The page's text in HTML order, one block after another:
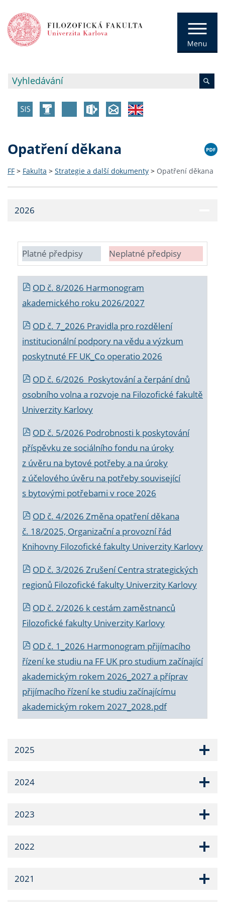
Opatření děkana
FF > Fakulta > Strategie a další dokumenty > Opatření děkana
2026
Platné předpisy Neplatné předpisy
OD č. 8/2026 Harmonogram
akademického roku 2026/2027
OD č. 7_2026 Pravidla pro rozdělení
institucionální podpory na vědu a výzkum
poskytnuté FF UK_Co operatio 2026
OD č. 6/2026 Poskytování a čerpání dnů
osobního volna a rozvoje na Filozofické fakultě
Univerzity Karlovy
OD č. 5/2026 Podrobnosti k poskytování
příspěvku ze sociálního fondu na úroky
z úvěru na bytové potřeby a na úroky
z účelového úvěru na potřeby související
s bytovými potřebami v roce 2026
OD č. 4/2026 Změna opatření děkana
č. 18/2025, Organizační a provozní řád
Knihovny Filozofické fakulty Univerzity Karlovy
OD č. 3/2026 Zrušení Centra strategických
regionů Filozofické fakulty Univerzity Karlovy
OD č. 2/2026 k cestám zaměstnanců
Filozofické fakulty Univerzity Karlovy
OD č. 1_2026 Harmonogram přijímacího
řízení ke studiu na FF UK pro studium začínající
akademickým rokem 2026_2027 a příprav
přijímacího řízení ke studiu začínajícímu
akademickým rokem 2027_2028.pdf
2025
2024
2023
2022
2021